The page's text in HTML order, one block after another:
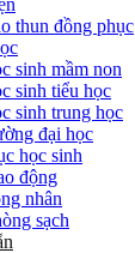
thun đồng phục
sinh mầm non
sinh tiểu học
sinh trung học
đại học
học sinh
động
nhân
sạch